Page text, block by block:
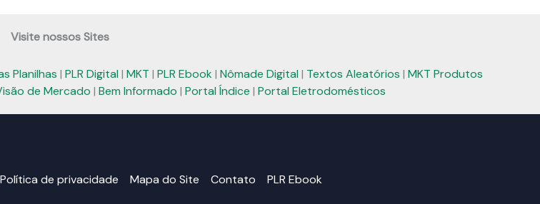
Visite nossos Sites
Planilhas | PLR Digital | MKT | PLR Ebook | Nômade Digital | Textos Aleatórios | MKT Produtos
de Mercado | Bem Informado | Portal Índice | Portal Eletrodomésticos
Política de privacidade Mapa do Site Contato PLR Ebook